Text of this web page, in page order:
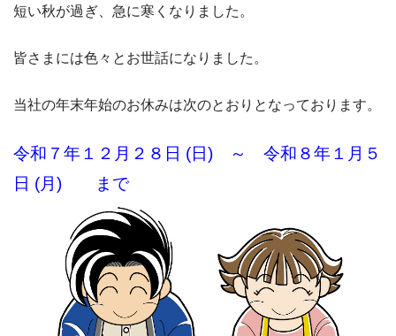
短い秋が過ぎ、急に寒くなりました。
皆さまには色々とお世話になりました。
当社の年末年始のお休みは次のとおりとなっております。
令和７年１２月２８日 (日) ～ 令和８年１月５
日 (月) まで